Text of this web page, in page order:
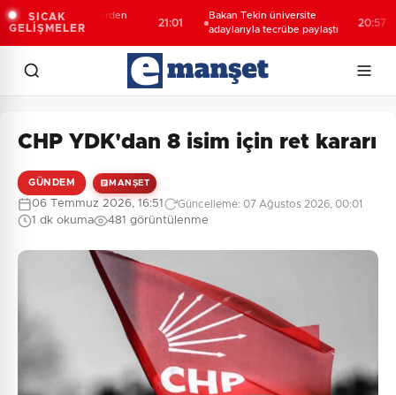
SICAK
GELİŞMELER
öğrencilerden
ziyaret
21:01
Bakan Tekin üniversite
adaylarıyla tecrübe paylaştı
20:57
CHP YDK'dan 8 isim için ret kararı
GÜNDEM MANŞET
06 Temmuz 2026, 16:51 Güncelleme: 07 Ağustos 2026, 00:01
1 dk okuma 481 görüntülenme